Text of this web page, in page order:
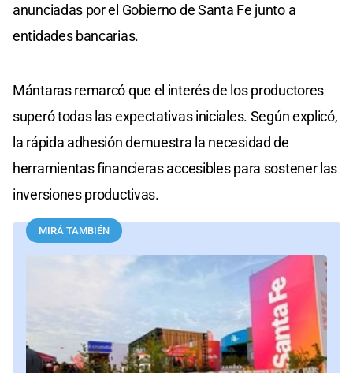
anunciadas por el Gobierno de Santa Fe junto a
entidades bancarias.
Mántaras remarcó que el interés de los productores
superó todas las expectativas iniciales. Según explicó,
la rápida adhesión demuestra la necesidad de
herramientas financieras accesibles para sostener las
inversiones productivas.
MIRÁ TAMBIÉN